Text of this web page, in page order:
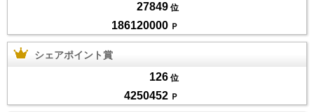
27849 位
186120000 Ｐ
シェアポイント賞
126 位
4250452 Ｐ